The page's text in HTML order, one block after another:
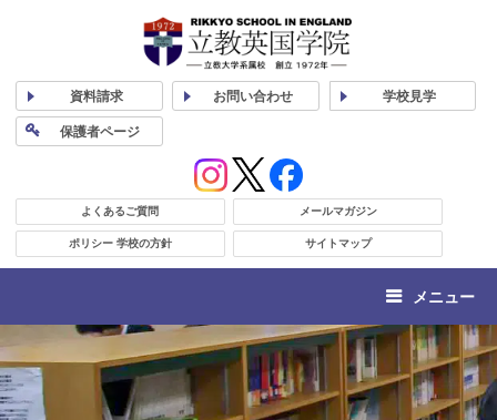
資料請求 お問い合わせ 学校見学
保護者ページ
よくあるご質問 メールマガジン
ポリシー 学校の方針 サイトマップ
メニュー